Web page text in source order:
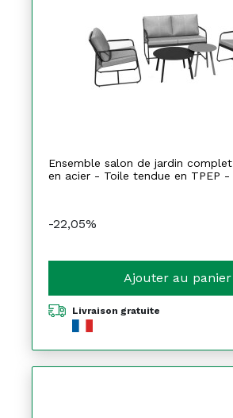
Ensemble salon de jardin
en acier - Toile tendue en TPEP -
-22,05%
Ajouter au panier
Livraison gratuite